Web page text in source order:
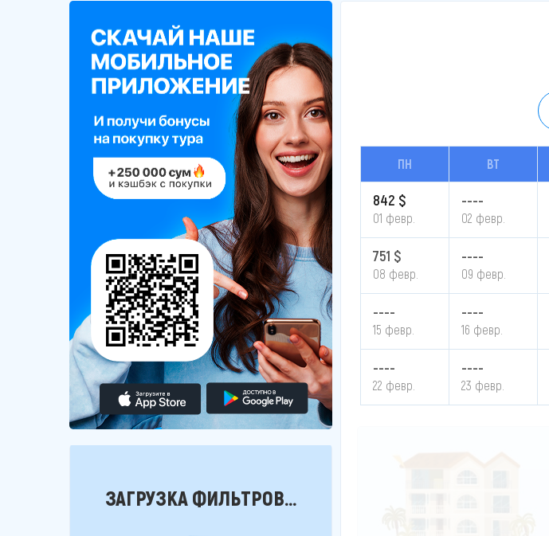
ЗАГРУЗКА ФИЛЬТРОВ...
ПН ВТ
842 $
01 февр.
----
02 февр.
751 $
08 февр.
----
09 февр.
----
15 февр.
----
16 февр.
----
22 февр.
----
23 февр.